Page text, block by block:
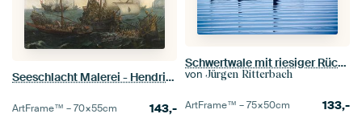
Seeschlacht Malerei - Hendrik Cornelisz
ArtFrame™ –70×55cm 143,-
Schwertwale mit riesiger Rückenflosse
von Jürgen Ritterbach
ArtFrame™ –75×50cm 133,-